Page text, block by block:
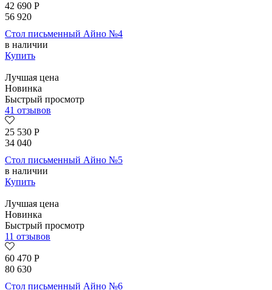
42 690 Р
56 920
Стол письменный Айно №4
в наличии
Купить
Лучшая цена
Новинка
Быстрый просмотр
41 отзывов
25 530 Р
34 040
Стол письменный Айно №5
в наличии
Купить
Лучшая цена
Новинка
Быстрый просмотр
11 отзывов
60 470 Р
80 630
Стол письменный Айно №6